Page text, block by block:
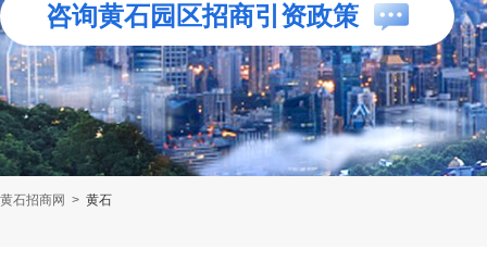
咨询黄石园区招商引资政策
黄石招商网 > 黄石